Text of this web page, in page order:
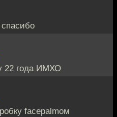
22 года ИМХО
facepalmом